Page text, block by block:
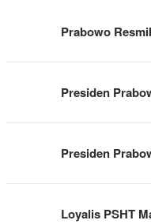
Prabowo
Presiden
Presiden
Loyalis PSHT